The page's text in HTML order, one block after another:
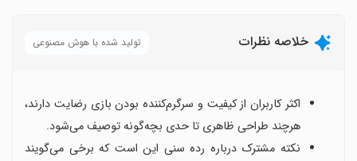
خلاصه نظرات تولید شده با هوش مصنوعی
اکثر کاربران از کیفیت و سرگرم‌کننده بودن بازی رضایت دارند،
هرچند طراحی ظاهری تا حدی بچه‌گونه توصیف می‌شود.
نکته مشترک درباره رده سنی این است که برخی می‌گویند